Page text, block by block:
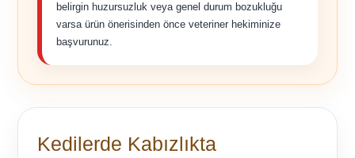
belirgin huzursuzluk veya genel durum bozukluğu
varsa ürün önerisinden önce veteriner hekiminize
başvurunuz.
Kedilerde Kabızlıkta